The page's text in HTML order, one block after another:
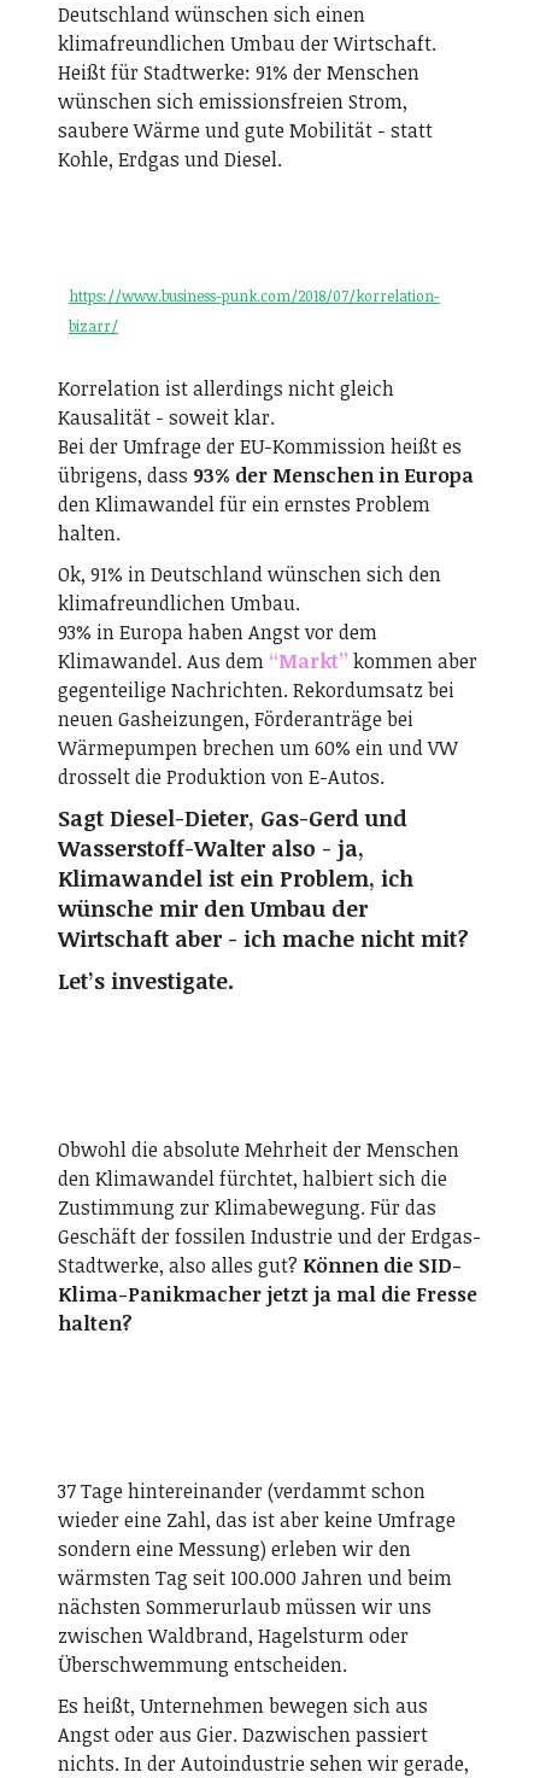
Deutschland wünschen sich einen
klimafreundlichen Umbau der Wirtschaft.
Heißt für Stadtwerke: 91% der Menschen
wünschen sich emissionsfreien Strom,
saubere Wärme und gute Mobilität - statt
Kohle, Erdgas und Diesel.
https://www.business-punk.com/2018/07/korrelation-
bizarr/
Korrelation ist allerdings nicht gleich
Kausalität - soweit klar.
Bei der Umfrage der EU-Kommission heißt es
übrigens, dass 93% der Menschen in Europa
den Klimawandel für ein ernstes Problem
halten.
Ok, 91% in Deutschland wünschen sich den
klimafreundlichen Umbau.
93% in Europa haben Angst vor dem
Klimawandel. Aus dem “Markt” kommen aber
gegenteilige Nachrichten. Rekordumsatz bei
neuen Gasheizungen, Förderanträge bei
Wärmepumpen brechen um 60% ein und VW
drosselt die Produktion von E-Autos.
Sagt Diesel-Dieter, Gas-Gerd und
Wasserstoff-Walter also - ja,
Klimawandel ist ein Problem, ich
wünsche mir den Umbau der
Wirtschaft aber - ich mache nicht mit?
Let’s investigate.
Obwohl die absolute Mehrheit der Menschen
den Klimawandel fürchtet, halbiert sich die
Zustimmung zur Klimabewegung. Für das
Geschäft der fossilen Industrie und der Erdgas-
Stadtwerke, also alles gut? Können die SID-
Klima-Panikmacher jetzt ja mal die Fresse
halten?
37 Tage hintereinander (verdammt schon
wieder eine Zahl, das ist aber keine Umfrage
sondern eine Messung) erleben wir den
wärmsten Tag seit 100.000 Jahren und beim
nächsten Sommerurlaub müssen wir uns
zwischen Waldbrand, Hagelsturm oder
Überschwemmung entscheiden.
Es heißt, Unternehmen bewegen sich aus
Angst oder aus Gier. Dazwischen passiert
nichts. In der Autoindustrie sehen wir gerade,